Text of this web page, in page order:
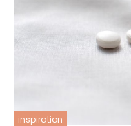
inspiration